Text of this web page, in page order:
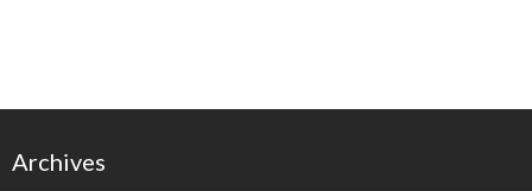
Archives